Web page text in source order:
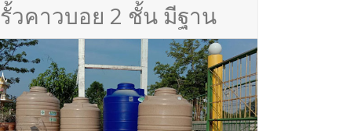
รั้วคาวบอย 2 ชั้น มีฐาน